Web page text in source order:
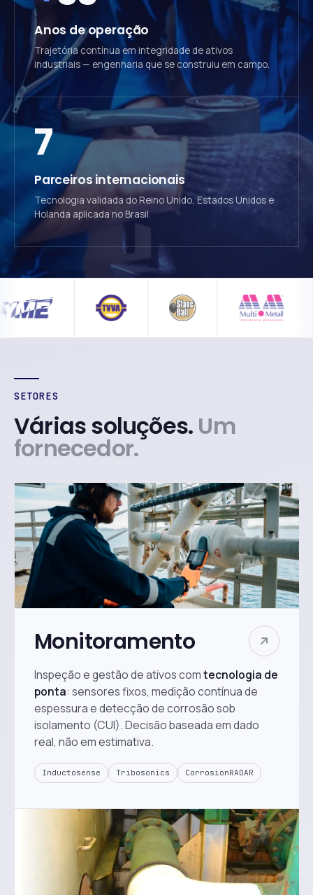
Anos de operação
Trajetória contínua em integridade de ativos
industriais — engenharia que se construiu em campo.
7
Parceiros internacionais
Tecnologia validada do Reino Unido, Estados Unidos e
Holanda aplicada no Brasil.
SETORES
Várias soluções. Um
fornecedor.
Monitoramento
Inspeção e gestão de ativos comtecnologia de
ponta: sensores fixos, medição contínua de
espessura e detecção de corrosão sob
isolamento (CUI). Decisão baseada em dado
real, não em estimativa.
Inductosense Tribosonics CorrosionRADAR